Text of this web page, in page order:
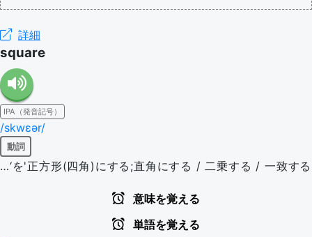
詳細
square
IPA（発音記号）
/skwɛər/
動詞
…‘を'正方形(四角)にする;直角にする / 二乗する / 一致する
意味を覚える
単語を覚える